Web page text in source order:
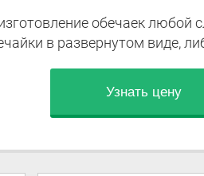
обечаек любой
в развернутом виде,
Узнать цену